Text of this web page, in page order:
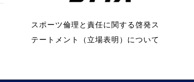
スポーツ倫理と責任に関する啓発ス
テートメント（立場表明）について